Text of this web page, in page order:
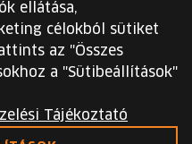
ellátása,
célokból sütiket
az "Összes
a "Sütibeállítások"
Tájékoztató